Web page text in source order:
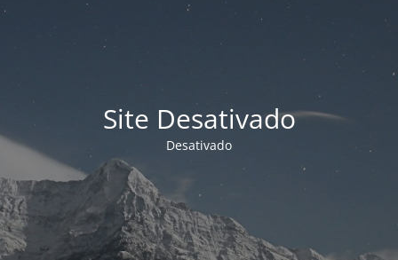
Site Desativado
Desativado